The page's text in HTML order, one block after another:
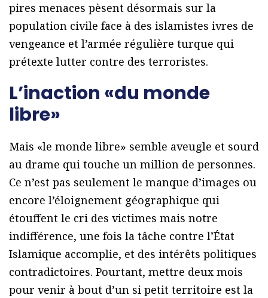
pires menaces pèsent désormais sur la
population civile face à des islamistes ivres de
vengeance et l’armée régulière turque qui
prétexte lutter contre des terroristes.
L’inaction «du monde
libre»
Mais «le monde libre» semble aveugle et sourd
au drame qui touche un million de personnes.
Ce n’est pas seulement le manque d’images ou
encore l’éloignement géographique qui
étouffent le cri des victimes mais notre
indifférence, une fois la tâche contre l’État
Islamique accomplie, et des intérêts politiques
contradictoires. Pourtant, mettre deux mois
pour venir à bout d’un si petit territoire est la